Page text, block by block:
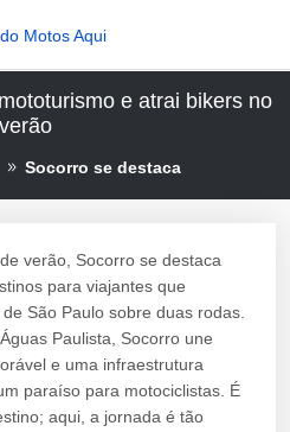
e atrai bikers no
verão
Socorro se destaca
verão, Socorro se destaca
para viajantes que
São Paulo sobre duas rodas.
Paulista, Socorro une
e uma infraestrutura
paraíso para motociclistas. É
aqui, a jornada é tão